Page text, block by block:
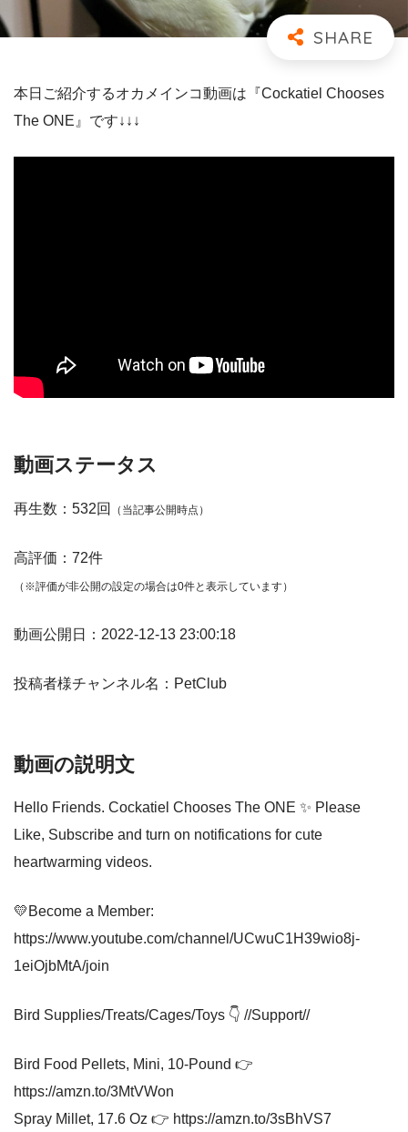
本日ご紹介するオカメインコ動画は『Cockatiel Chooses
The ONE』です↓↓↓
動画ステータス
再生数：532回 （当記事公開時点）
高評価：72件
（※評価が非公開の設定の場合は0件と表示しています）
動画公開日：2022-12-13 23:00:18
投稿者様チャンネル名：PetClub
動画の説明文
Hello Friends. Cockatiel Chooses The ONE ✨ Please
Like, Subscribe and turn on notifications for cute
heartwarming videos.
💛Become a Member:
https://www.youtube.com/channel/UCwuC1H39wio8j-
1eiOjbMtA/join
Bird Supplies/Treats/Cages/Toys 👇 //Support//
Bird Food Pellets, Mini, 10-Pound 👉
https://amzn.to/3MtVWon
Spray Millet, 17.6 Oz 👉 https://amzn.to/3sBhVS7